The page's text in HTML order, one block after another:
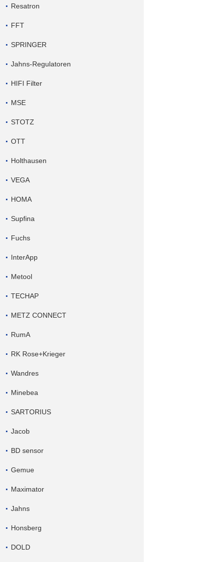
Resatron
FFT
SPRINGER
Jahns-Regulatoren
HIFI Filter
MSE
STOTZ
OTT
Holthausen
VEGA
HOMA
Supfina
Fuchs
InterApp
Metool
TECHAP
METZ CONNECT
RumA
RK Rose+Krieger
Wandres
Minebea
SARTORIUS
Jacob
BD sensor
Gemue
Maximator
Jahns
Honsberg
DOLD